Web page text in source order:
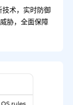
术，实时防御
胁，全面保障